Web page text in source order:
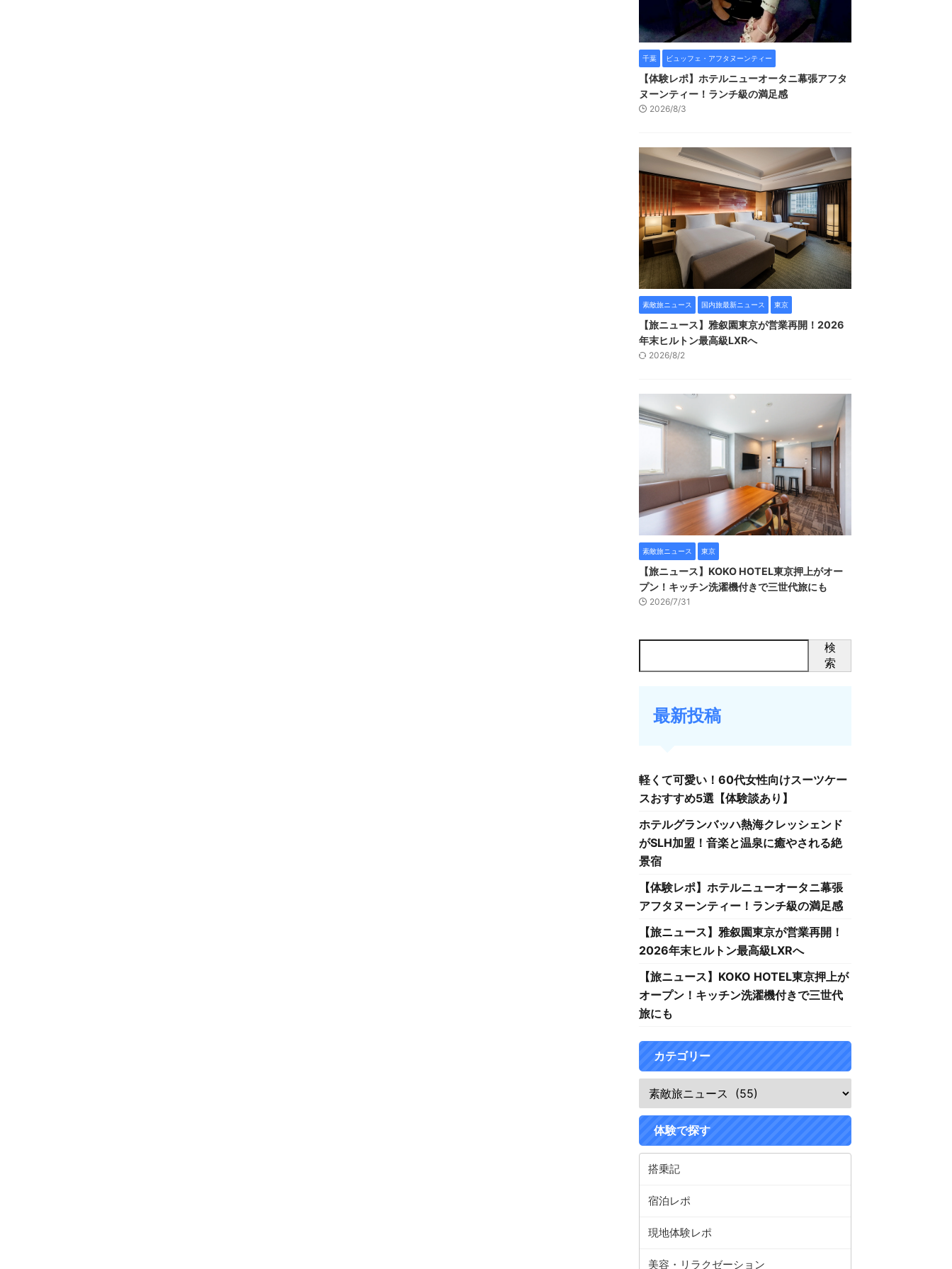
千葉 ビュッフェ・アフタヌーンティー
【体験レポ】ホテルニューオータニ幕張アフタ
ヌーンティー！ランチ級の満足感
2026/8/3
素敵旅ニュース 国内旅最新ニュース 東京
【旅ニュース】雅叙園東京が営業再開！2026
年末ヒルトン最高級LXRへ
2026/8/2
素敵旅ニュース 東京
【旅ニュース】KOKO HOTEL東京押上がオー
プン！キッチン洗濯機付きで三世代旅にも
2026/7/31
検
索
最新投稿
軽くて可愛い！60代女性向けスーツケー
スおすすめ5選【体験談あり】
ホテルグランバッハ熱海クレッシェンド
がSLH加盟！音楽と温泉に癒やされる絶
景宿
【体験レポ】ホテルニューオータニ幕張
アフタヌーンティー！ランチ級の満足感
【旅ニュース】雅叙園東京が営業再開！
2026年末ヒルトン最高級LXRへ
【旅ニュース】KOKO HOTEL東京押上が
オープン！キッチン洗濯機付きで三世代
旅にも
カテゴリー
体験で探す
搭乗記
宿泊レポ
現地体験レポ
美容・リラクゼーション